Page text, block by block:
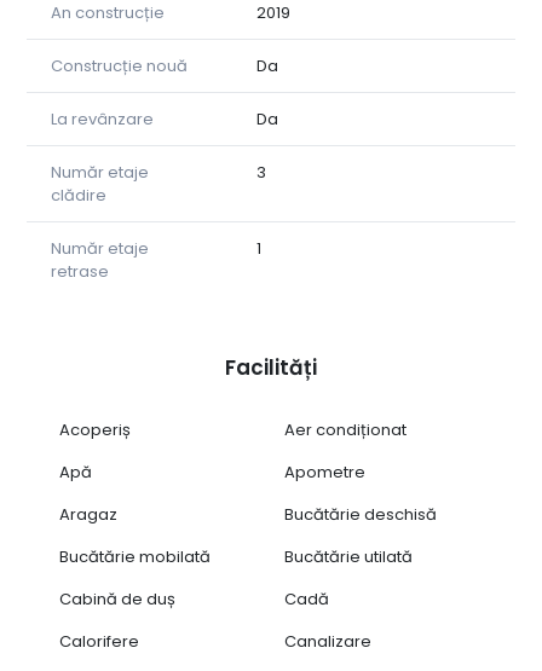
An construcție 2019
Construcție nouă Da
La revânzare Da
Număr etaje
clădire
3
Număr etaje
retrase
1
Facilități
Acoperiș
Aer condiționat
Apă
Apometre
Aragaz
Bucătărie deschisă
Bucătărie mobilată
Bucătărie utilată
Cabină de duș
Cadă
Calorifere
Canalizare